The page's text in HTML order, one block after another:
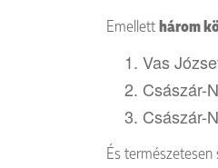
Emelletthárom
Vas
Császár-
Császár-
És